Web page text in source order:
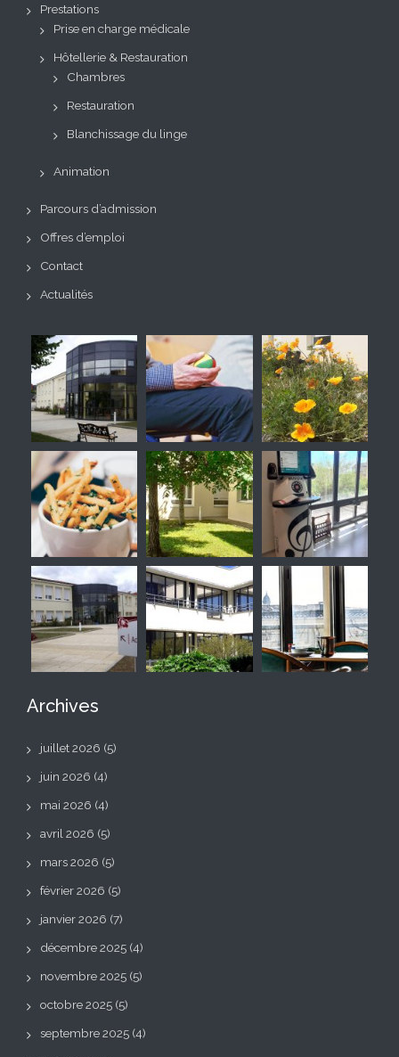
Prestations
Prise en charge médicale
Hôtellerie & Restauration
Chambres
Restauration
Blanchissage du linge
Animation
Parcours d’admission
Offres d’emploi
Contact
Actualités
Archives
juillet 2026 (5)
juin 2026 (4)
mai 2026 (4)
avril 2026 (5)
mars 2026 (5)
février 2026 (5)
janvier 2026 (7)
décembre 2025 (4)
novembre 2025 (5)
octobre 2025 (5)
septembre 2025 (4)